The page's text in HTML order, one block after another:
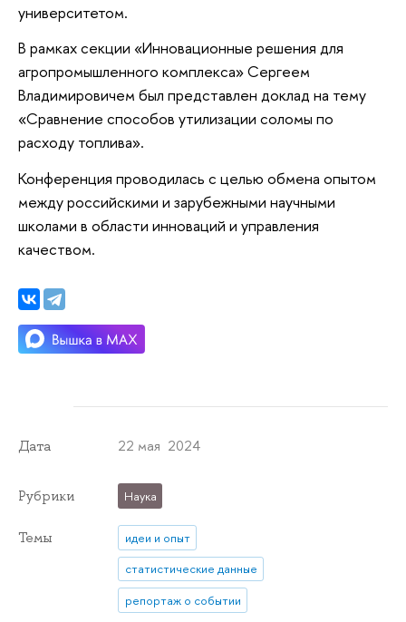
университетом.
В рамках секции «Инновационные решения для
агропромышленного комплекса» Сергеем
Владимировичем был представлен доклад на тему
«Сравнение способов утилизации соломы по
расходу топлива».
Конференция проводилась с целью обмена опытом
между российскими и зарубежными научными
школами в области инноваций и управления
качеством.
Дата 22 мая 2024
Рубрики Наука
Темы
идеи и опыт
статистические данные
репортаж о событии